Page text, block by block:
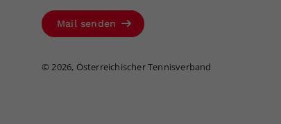
Mail senden
© 2026, Österreichischer Tennisverband